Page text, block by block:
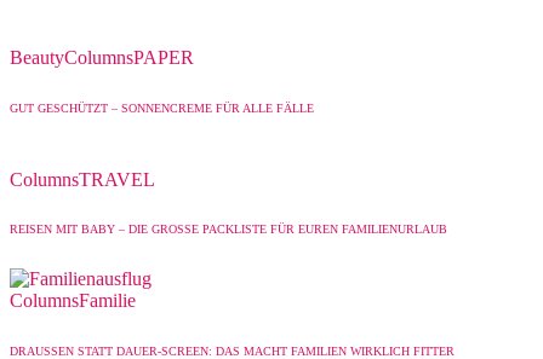
BeautyColumnsPAPER
GUT GESCHÜTZT – SONNENCREME FÜR ALLE FÄLLE
ColumnsTRAVEL
REISEN MIT BABY – DIE GROSSE PACKLISTE FÜR EUREN FAMILIENURLAUB
ColumnsFamilie
DRAUSSEN STATT DAUER-SCREEN: DAS MACHT FAMILIEN WIRKLICH FITTER